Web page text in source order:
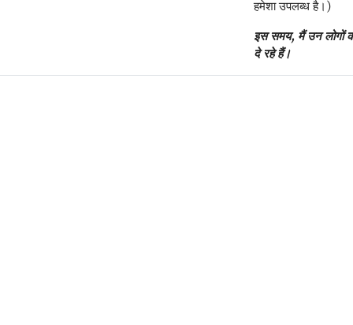
हमेशा उपलब्ध है।)
इस समय, मैं उन लोगों
दे रहे हैं।